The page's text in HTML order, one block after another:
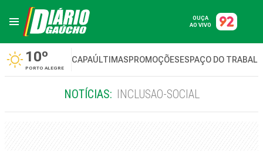
OUÇA
AO VIVO
10º
PORTO ALEGRE
CAPAÚLTIMASPROMOÇÕESESPAÇO DO
NOTÍCIAS: INCLUSAO-SOCIAL